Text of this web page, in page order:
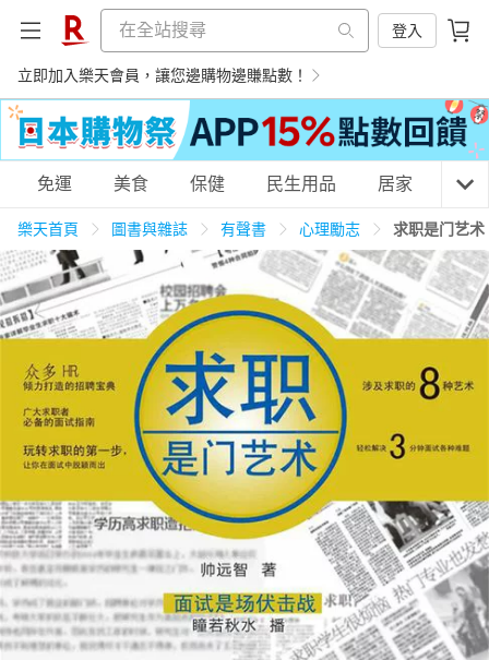
登入
立即加入樂天會員，讓您邊購物邊賺點數！
購物網分類
天天免運 美食蛋糕 養生保健 民生用品
居家生活 3C家電 運動休閒 親子玩具
女裝 男裝 化妝保養
日本購物 電子/紙本書
HOT
免運 美食 保健 民生用品 居家 3C
樂天首頁 圖書與雜誌 有聲書 心理勵志 求职是门艺